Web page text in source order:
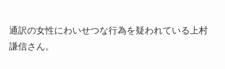
通訳の女性にわいせつな行為を疑われている上村
謙信さん。